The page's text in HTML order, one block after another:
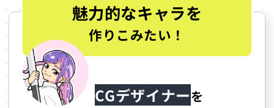
魅力的なキャラを
作りこみたい！
CGデザイナーを